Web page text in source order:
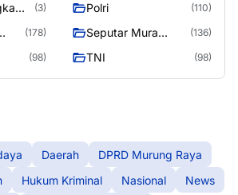
(3) Polri (110)
(178)
Seputar Mura
(136)
(98) TNI (98)
Daerah
DPRD Murung Raya
Hukum Kriminal Nasional
News